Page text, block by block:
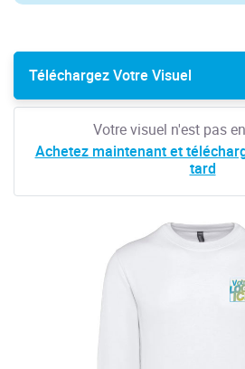
Téléchargez Votre Visuel
Votre visuel n'est pas
Achetez maintenant et
tard